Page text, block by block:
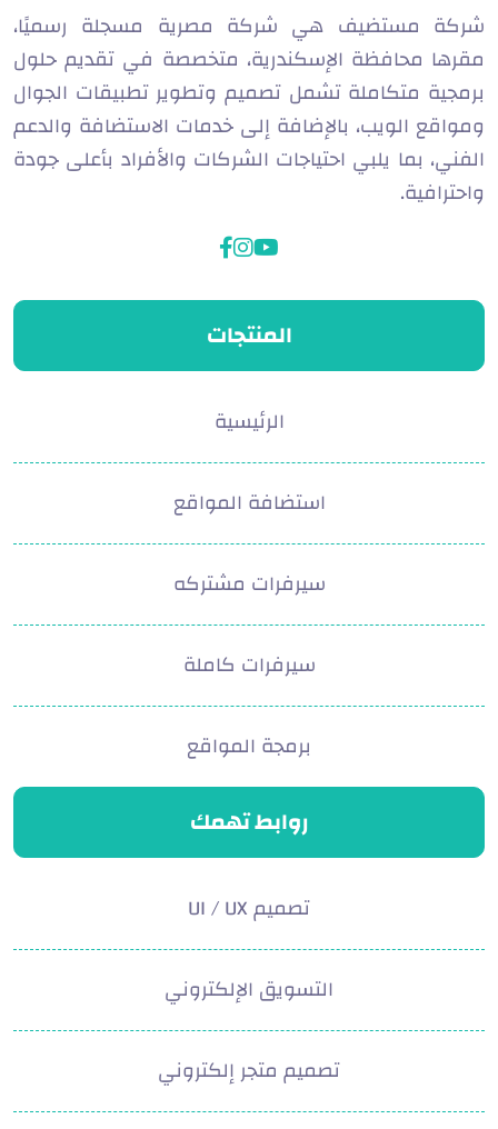
شركة مستضيف هي شركة مصرية مسجلة رسميًا،
مقرها محافظة الإسكندرية، متخصصة في تقديم حلول
برمجية متكاملة تشمل تصميم وتطوير تطبيقات الجوال
ومواقع الويب، بالإضافة إلى خدمات الاستضافة والدعم
الفني، بما يلبي احتياجات الشركات والأفراد بأعلى جودة
واحترافية.
instagram
youtube
المنتجات
الرئيسية
استضافة المواقع
سيرفرات مشتركه
سيرفرات كاملة
برمجة المواقع
روابط تهمك
تصميم UI / UX
التسويق الإلكتروني
تصميم متجر إلكتروني